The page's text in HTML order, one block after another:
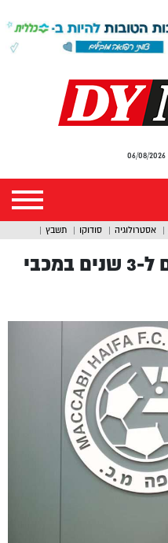
אסטרולוגיה סודוקו תשבץ
הקשר פטר אגבה סיכם ל-3 שנים במכבי